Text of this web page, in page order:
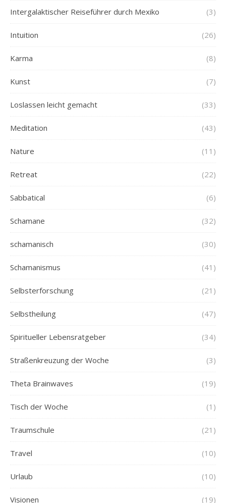
Intergalaktischer Reiseführer durch Mexiko (3)
Intuition (26)
Karma (8)
Kunst (7)
Loslassen leicht gemacht (33)
Meditation (43)
Nature (11)
Retreat (22)
Sabbatical (6)
Schamane (32)
schamanisch (30)
Schamanismus (41)
Selbsterforschung (21)
Selbstheilung (47)
Spiritueller Lebensratgeber (34)
Straßenkreuzung der Woche (3)
Theta Brainwaves (19)
Tisch der Woche (1)
Traumschule (21)
Travel (10)
Urlaub (10)
Visionen (19)